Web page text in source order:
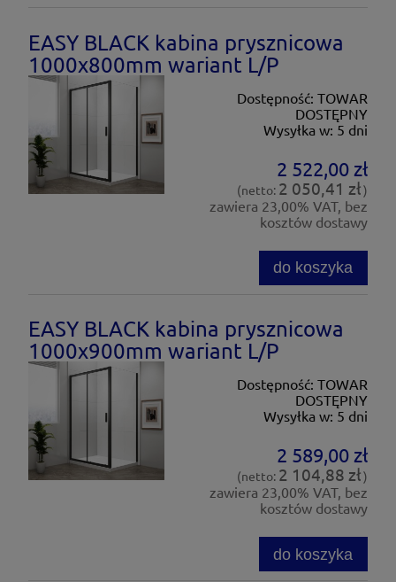
EASY BLACK kabina prysznicowa
1000x800mm wariant L/P
Dostępność: TOWAR
DOSTĘPNY
Wysyłka w: 5 dni
2 522,00 zł
(netto: 2 050,41 zł)
zawiera 23,00% VAT, bez
kosztów dostawy
do koszyka
EASY BLACK kabina prysznicowa
1000x900mm wariant L/P
Dostępność: TOWAR
DOSTĘPNY
Wysyłka w: 5 dni
2 589,00 zł
(netto: 2 104,88 zł)
zawiera 23,00% VAT, bez
kosztów dostawy
do koszyka